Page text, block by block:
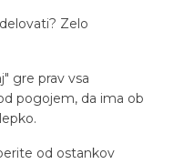
Zelo
gre prav vsa
pogojem, da ima ob
od ostankov